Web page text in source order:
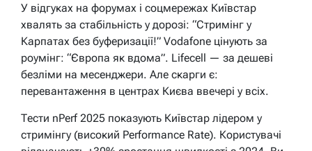
У відгуках на форумах і соцмережах Київстар
хвалять за стабільність у дорозі: “Стримінг у
Карпатах без буферизації!” Vodafone цінують за
роумінг: “Європа як вдома”. Lifecell — за дешеві
безліми на месенджери. Але скарги є:
перевантаження в центрах Києва ввечері у всіх.
Тести nPerf 2025 показують Київстар лідером у
стримінгу (високий Performance Rate). Користувачі